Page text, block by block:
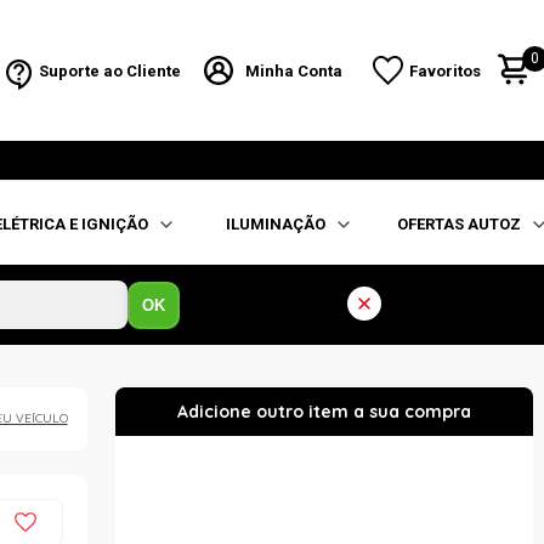
Suporte ao Cliente Minha Conta Favoritos
0
E IGNIÇÃO ILUMINAÇÃO OFERTAS AUTOZ
OK
VEÍCULO